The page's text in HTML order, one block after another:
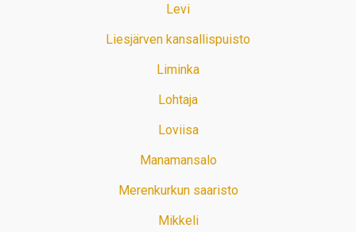
Levi
Liesjärven kansallispuisto
Liminka
Lohtaja
Loviisa
Manamansalo
Merenkurkun saaristo
Mikkeli